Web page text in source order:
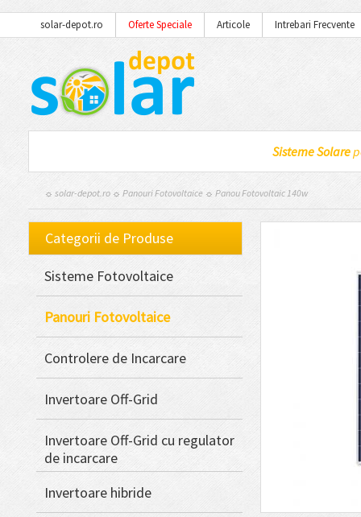
solar-depot.ro Oferte Speciale Articole Intrebari Frecvente
Sisteme Solare
☼ solar-depot.ro ☼ Panouri Fotovoltaice ☼ Panou Fotovoltaic 140w
Categorii de Produse
Sisteme Fotovoltaice
Panouri Fotovoltaice
Controlere de Incarcare
Invertoare Off-Grid
Invertoare Off-Grid cu regulator
de incarcare
Invertoare hibride